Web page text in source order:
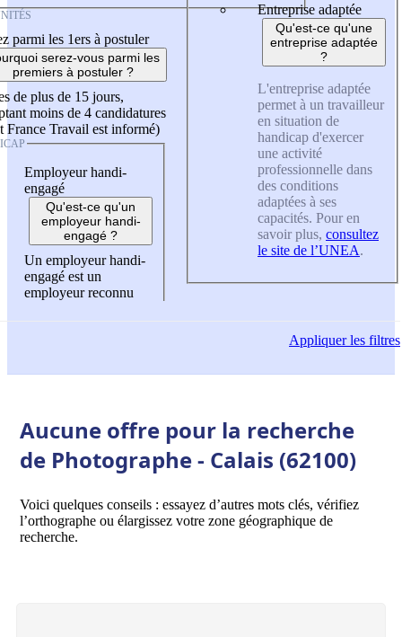
parmi les 1ers à postuler
serez-vous parmi les
premiers à postuler ?
de plus de 15 jours,
moins de 4 candidatures
France Travail est informé)
Employeur handi-
engagé
Qu'est-ce qu'un
employeur handi-
engagé ?
Un employeur handi-
engagé est un
employeur reconnu
Entreprise adaptée
Qu'est-ce qu'une
entreprise adaptée
?
L'entreprise adaptée
permet à un travailleur
en situation de
handicap d'exercer
une activité
professionnelle dans
des conditions
adaptées à ses
capacités. Pour en
savoir plus, consultez
le site de l’UNEA.
Appliquerles filtres
Aucune offre pour la recherche
de Photographe - Calais (62100)
Voici quelques conseils : essayez d’autres mots clés, vérifiez
l’orthographe ou élargissez votre zone géographique de
recherche.